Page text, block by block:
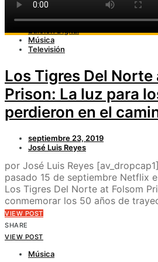
VIEW POST
Cine
Música
Televisión
Los Tigres Del Norte
Prison: La luz para
perdieron en el
septiembre 23, 2019
José Luis Reyes
por José Luis Reyes
pasado 15 de septiembre Netflix
Los Tigres Del Norte at Folsom
conmemorar los 50 años de
VIEW POST
SHARE
VIEW POST
Música